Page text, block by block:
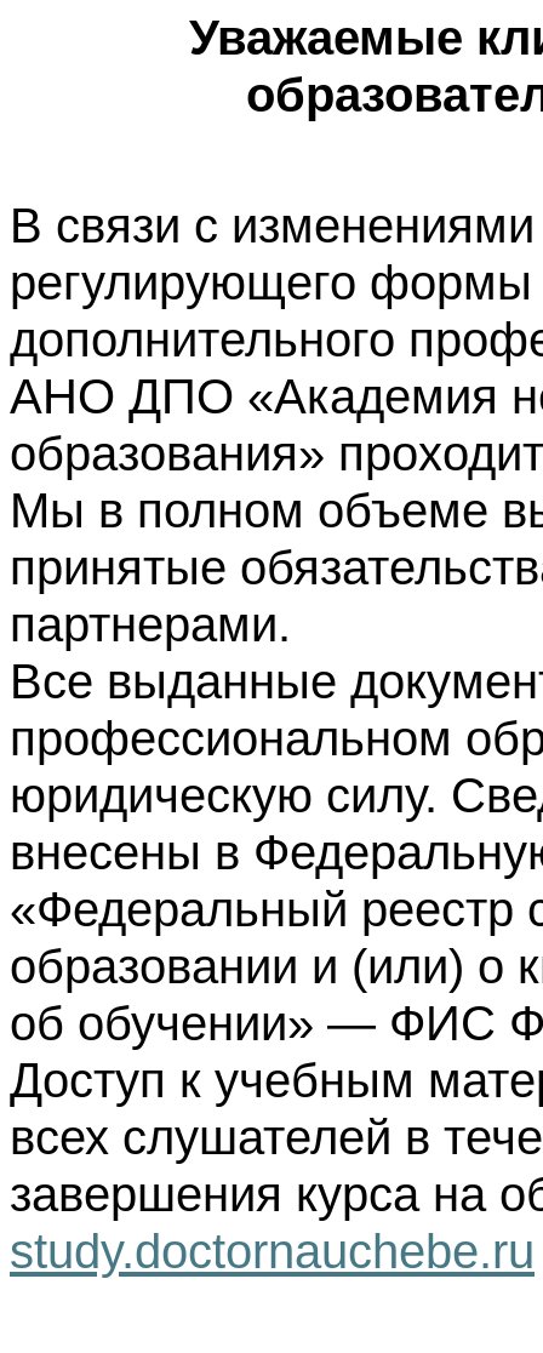
Уважаемые
В связи с изменениями
регулирующего формы
дополнительного
АНО ДПО «Академия
образования»
Мы в полном объеме
принятые
партнерами.
Все выданные
профессиональном
юридическую силу.
внесены в
«Федеральный реестр
образовании и (или) о
об обучении» — ФИС
Доступ к учебным
всех слушателей в
завершения курса на
study.doctornauchebe.ru